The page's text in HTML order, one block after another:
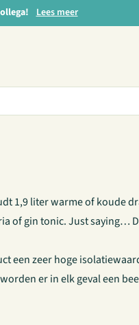
Lees meer
1,9 liter warme of koude
of gin tonic. Just saying…
een zeer hoge
er in elk geval een